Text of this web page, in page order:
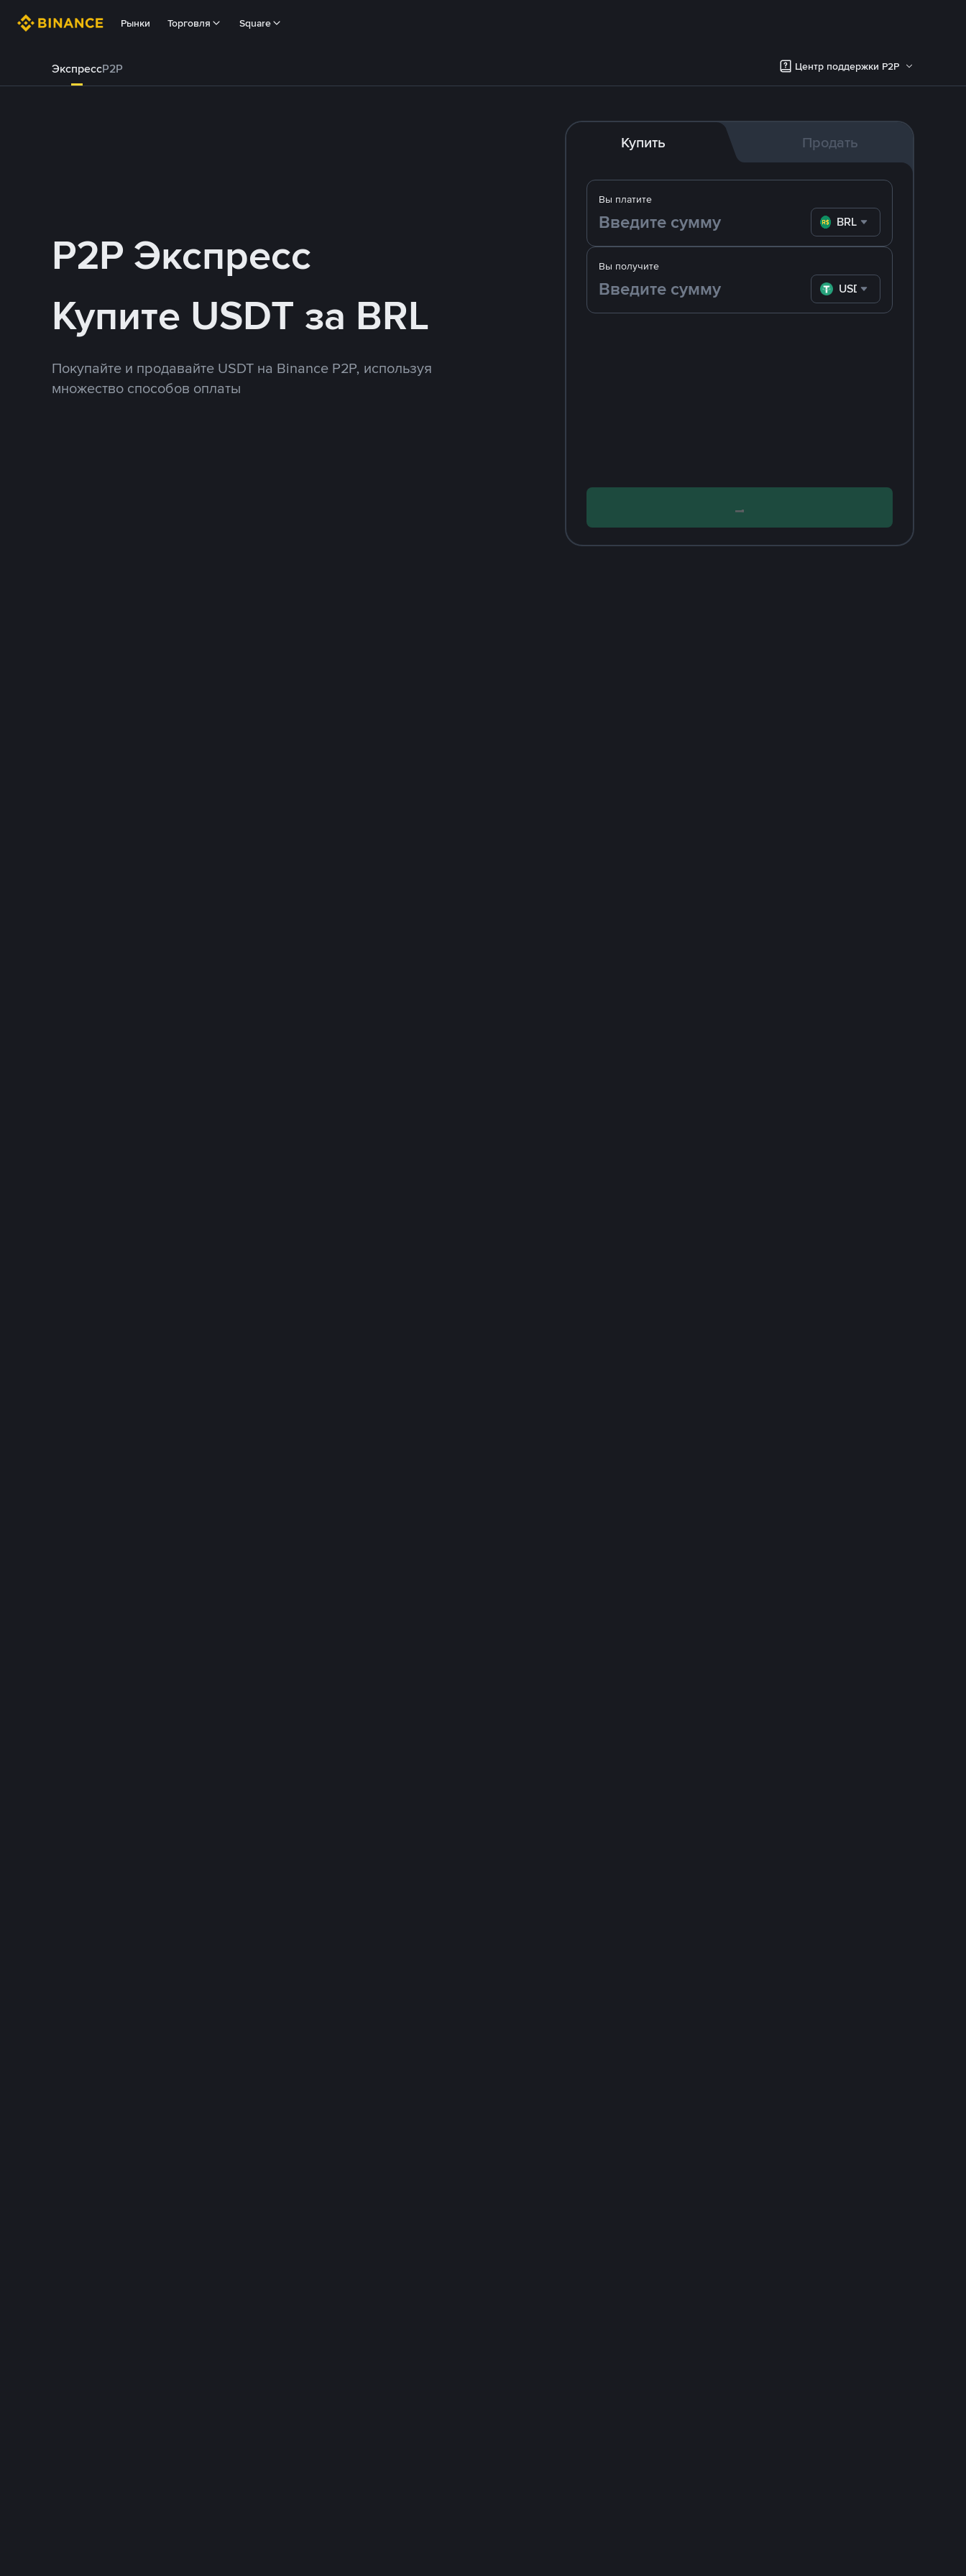
Рынки Торговля Square
ЭкспрессP2P Центр поддержки P2P
P2P Экспресс
Купите USDT за BRL
Покупайте и продавайте USDT на Binance P2P, используя
множество способов оплаты
Купить Продать
Вы платите
BRL
Вы получите
USDT